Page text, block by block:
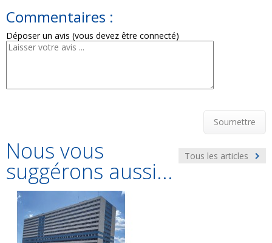
Commentaires :
Déposer un avis (vous devez être connecté)
Soumettre
Tous les articles
Nous vous
suggérons aussi...